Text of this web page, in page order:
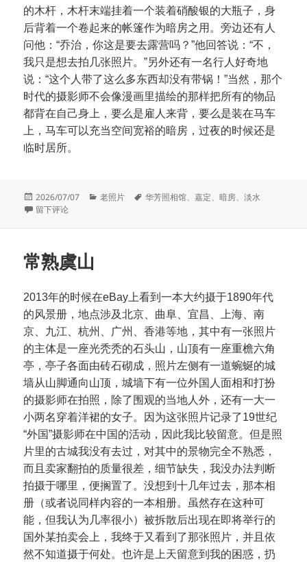
的木杆，木杆末端挂着一个装着硝酸银的大瓶子，身
后背着一个卷起来的帐篷作为暗房之用。旁边还有人
问他：“乔治，你这是要去露营吗？”他回答说：“不，
我只是想去拍几张照片。”另外还有一名行人好奇地
说：“这个人带了这么多东西却没有带锅！”当然，那个
时代的摄影师不会像漫画里描绘的那样把所有的物品
都背在自己身上，要么是雇人来背，要么是装在马车
上，马车可以充当空间宽裕的暗房，过夜的时候还是
临时居所。
发
布
2026/07/07
分
老照片
标
华芳照相馆、嘉定、暗房、淡水
于十九世纪中国的移动暗房
留下评论
常熟虞山
2013年的时候在eBay上看到一本大约摄于1890年代
的风景册，地点涉及北京、曲阜、宜昌、上海、南
京、九江、杭州、广州、香港等地，其中有一张照片
的主体是一座光秃秃的石头山，山顶有一座重檐六角
亭，亭子各面由砖石砌成，照片左侧有一道蜿蜒的城
墙从山脚通向山顶，城墙下有一位外国人面相和打扮
的摄影师在拍照，除了围观的当地人外，还有一大一
小两名穿着洋裙的女子。因为这张照片记录了19世纪
“外国”摄影师在中国的活动，因此我比较留意。但是照
片里的古城我没有去过，对其中的景物完全不熟悉，
而且卖家翻拍的质量很差，细节缺失，我没办法判断
拍摄于哪里，便搁置了。没想到十几年过去，那本相
册（或者说同样内容的一本相册。虽然存在这种可
能，但我认为几率很小）被拆散后出现在即将举行的
国外某拍卖会上，我终于又看到了那张照片，并且依
然不知道摄于何处。也许是上天留意到我的困惑，扔